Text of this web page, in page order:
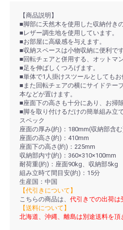
【商品説明】
■脚部に天然木を使用した収納付き
■レザー調生地を使用しています。
■お部屋に高級感を与えます。
■収納スペースは小物収納に便利です
■回転チェアと併用する、オットマ
■足を伸ばしくつろげます。
■単体で1人掛けスツールとしてもお
■また回転チェアの横にサイドテー
本などが置けます。
■座面下の高さも十分にあり、お掃
■脚を取り付けるだけの簡単組み立て
スペック
座面の厚み(約)：180mm(収納部含
座面の高さ(約)：410mm
座面下の高さ(約)：225mm
収納部内寸(約)：360×310×100mm
耐荷重(約)：座面90kg、収納部5kg
組み立時て間目安(約)：15分
生産国：中国
【代引きについて】
こちらの商品は、 代引きでの出荷は
【送料について】
北海道、沖縄、離島は別途送料を頂